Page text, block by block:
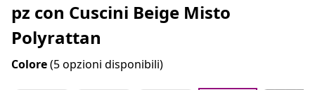
pz con Cuscini Beige Misto
Polyrattan
Colore(5 opzioni disponibili)